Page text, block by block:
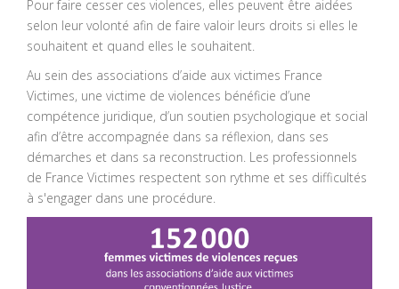
Pour faire cesser ces violences, elles peuvent être aidées
selon leur volonté afin de faire valoir leurs droits si elles le
souhaitent et quand elles le souhaitent.
Au sein des associations d’aide aux victimes France
Victimes, une victime de violences bénéficie d’une
compétence juridique, d’un soutien psychologique et social
afin d’être accompagnée dans sa réflexion, dans ses
démarches et dans sa reconstruction. Les professionnels
de France Victimes respectent son rythme et ses difficultés
à s'engager dans une procédure.